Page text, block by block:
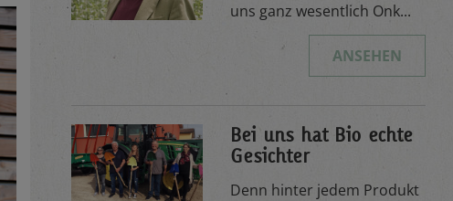
uns ganz wesentlich Onk...
ANSEHEN
Bei uns hat Bio echte
Gesichter
Denn hinter jedem Produkt